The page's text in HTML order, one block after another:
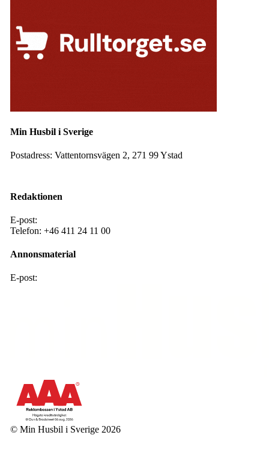
Min Husbil i Sverige
Postadress: Vattentornsvägen 2, 271 99 Ystad
Redaktionen
E-post:
Telefon: +46 411 24 11 00
Annonsmaterial
E-post:
© Min Husbil i Sverige 2026